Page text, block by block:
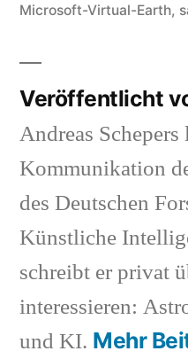
Microsoft-Virtual-Earth,
Veröffentlicht
Andreas
Kommunikation
des Deutschen
Künstliche
schreibt er privat
interessieren:
und KI. Mehr